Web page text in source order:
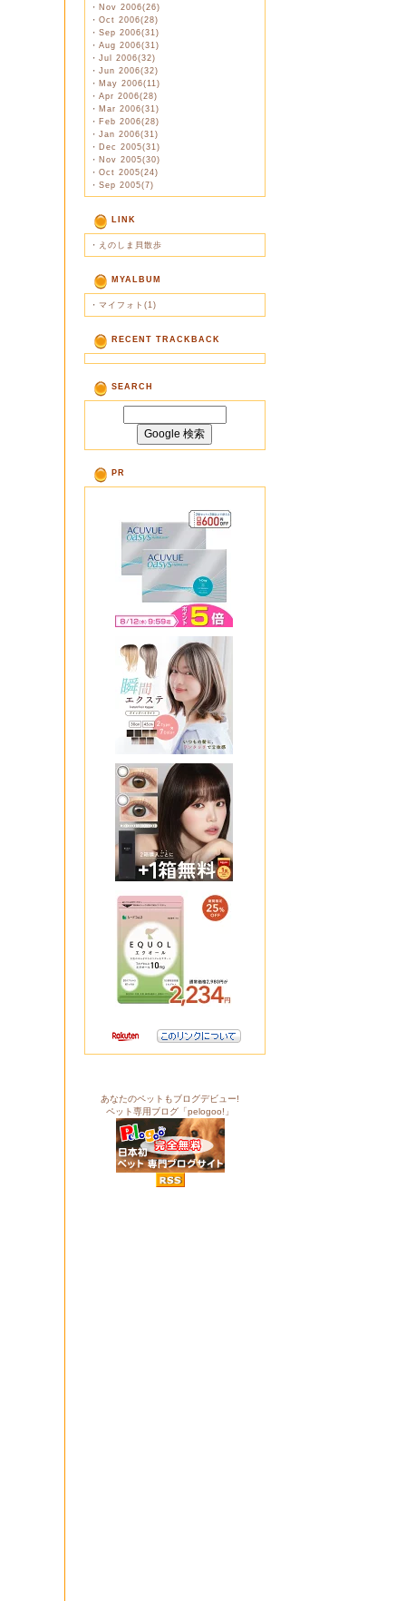
・ Nov 2006(26)
・ Oct 2006(28)
・ Sep 2006(31)
・ Aug 2006(31)
・ Jul 2006(32)
・ Jun 2006(32)
・ May 2006(11)
・ Apr 2006(28)
・ Mar 2006(31)
・ Feb 2006(28)
・ Jan 2006(31)
・ Dec 2005(31)
・ Nov 2005(30)
・ Oct 2005(24)
・ Sep 2005(7)
LINK
・ えのしま貝散歩
MYALBUM
・ マイフォト(1)
RECENT TRACKBACK
SEARCH
PR
あなたのペットもブログデビュー!
ペット専用ブログ「pelogoo!」